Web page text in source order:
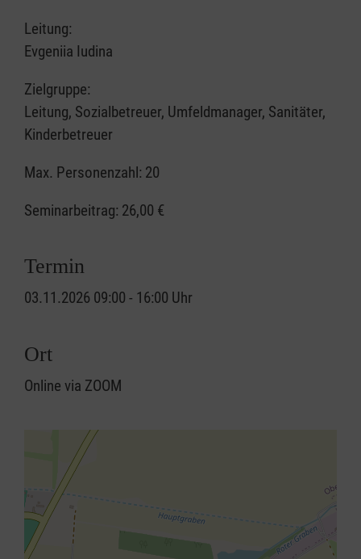
Leitung:
Evgeniia Iudina
Zielgruppe:
Leitung, Sozialbetreuer, Umfeldmanager, Sanitäter,
Kinderbetreuer
Max. Personenzahl: 20
Seminarbeitrag: 26,00 €
Termin
03.11.2026 09:00 - 16:00 Uhr
Ort
Online via ZOOM